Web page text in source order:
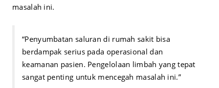
masalah ini.
“Penyumbatan saluran di rumah sakit bisa
berdampak serius pada operasional dan
keamanan pasien. Pengelolaan limbah yang tepat
sangat penting untuk mencegah masalah ini.”